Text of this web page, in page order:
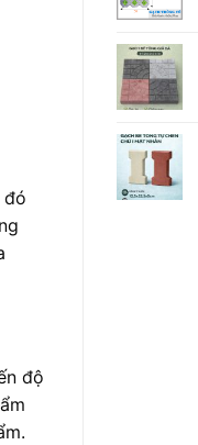
đó
độ